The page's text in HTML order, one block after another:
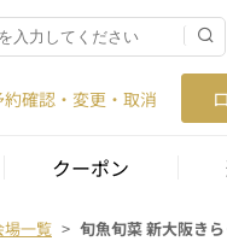
約確認・変更・取消
クーポン
場一覧 旬魚旬菜 新大阪きら